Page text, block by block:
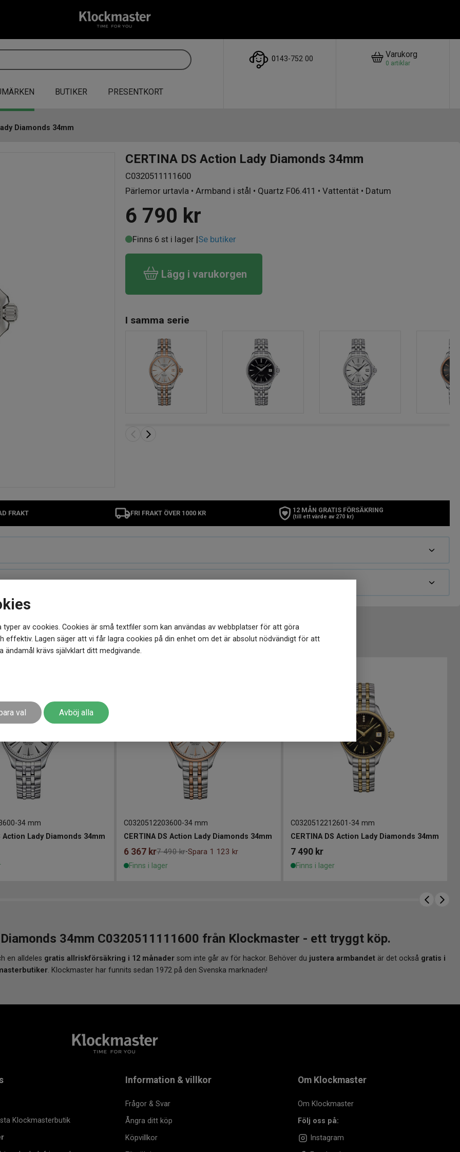
typer av cookies. Cookies är små textfiler som kan användas av webbplatser för att göra
effektiv. Lagen säger att vi får lagra cookies på din enhet om det är absolut nödvändigt för att
ändamål krävs självklart ditt medgivande.
val Avböj alla
0143-752 00 Varukorg
0 artiklar
BUTIKER PRESENTKORT
Diamonds 34mm
CERTINA DS Action Lady Diamonds 34mm
C0320511111600
Pärlemor urtavla • Armband i stål • Quartz F06.411 • Vattentät • Datum
6 790 kr
Finns 6 st i lager |Se butiker
Lägg i varukorgen
I samma serie
FRAKT FRI FRAKT ÖVER 1000 KR 12 MÅN GRATIS FÖRSÄKRING
(till ett värde av 270 kr)
MER FRÅN SAMMA VARUMÄRKE
-34 mm
Action Lady Diamonds 34mm
C0320512203600-34 mm
CERTINA DS Action Lady Diamonds 34mm
6 367 kr7 490 kr-Spara 1 123 kr
Finns i lager
C0320512212601 -34 mm
CERTINA DS Action Lady Diamonds 34mm
7 490 kr
Finns i lager
Diamonds 34mm C0320511111600 från Klockmaster - ett tryggt köp.
en alldeles gratis allriskförsäkring i 12 månader som inte går av för hackor. Behöver du justera armbandet är det också gratis i
. Klockmaster har funnits sedan 1972 på den Svenska marknaden!
Klockmasterbutik
Information & villkor
Frågor & Svar
Ångra ditt köp
Köpvillkor
Om Klockmaster
Om Klockmaster
Följ oss på:
Instagram